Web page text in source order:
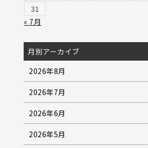
31
« 7月
月別アーカイブ
2026年8月
2026年7月
2026年6月
2026年5月